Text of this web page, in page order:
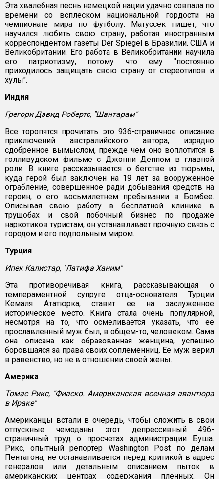
Эта хвалебная песнь немецкой нации удачно совпала по
времени со всплеском национальной гордости на
чемпионате мира по футболу. Матуссек пишет, что
научился любить свою страну, работая иностранным
корреспондентом газеты Der Spiegel в Бразилии, США и
Великобритании. Его работа в Великобритании научила
его патриотизму, потому что ему "постоянно
приходилось защищать свою страну от стереотипов и
хулы".
Индия
Грегори Дэвид Робертс, "Шантарам"
Все торопятся прочитать это 936-страничное описание
приключений австралийского автора, изрядно
сдобренное вымыслом, прежде чем оно воплотится в
голливудском фильме с Джонни Деппом в главной
роли. В книге рассказывается о бегстве из тюрьмы,
куда герой был заключен на 19 лет за вооруженное
ограбление, совершенное ради добывания средств на
героин, о его восьмилетнем пребывании в Бомбее.
Описывая свою работу в бесплатной клинике в
трущобах и свой побочный бизнес по продаже
наркотиков туристам, он устанавливает прочную связь с
городом и его подпольным миром.
Турция
Ипек Калистар, "Латифа Ханим"
Эта противоречивая книга, рассказывающая о
темпераментной супруге отца-основателя Турции
Кемаля Ататюрка, ставит ее на заслуженное
историческое место. Книга стала очень популярной,
несмотря на то, что осмеливается указать, что ее
прославленный муж был, в общем-то, человеком. Сама
она описана как образованная женщина, успешно
боровшаяся за права своих соплеменниц. Ее муж верил
в равенство, но не в отношении своей жены.
Америка
Томас Рикс, "Фиаско. Американская военная авантюра
в Ираке"
Американцы встали в очередь, чтобы сложить в свои
отпускные чемоданы этот депрессивный 496-
страничный труд о просчетах администрации Буша.
Рикс, опытный репортер Washington Post по делам
Пентагона, не останавливается перед критикой в адрес
генералов или детальным описанием пыток в
американских центрах содержания пленных. Он